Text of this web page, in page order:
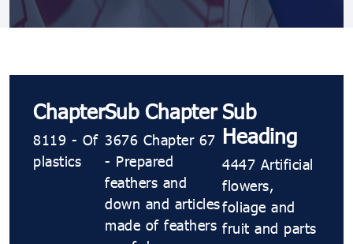
Chapter
8119 - Of
plastics
Sub Chapter
3676 Chapter 67
- Prepared
feathers and
down and articles
made of feathers
Sub
Heading
4447 Artificial
flowers,
foliage and
fruit and parts